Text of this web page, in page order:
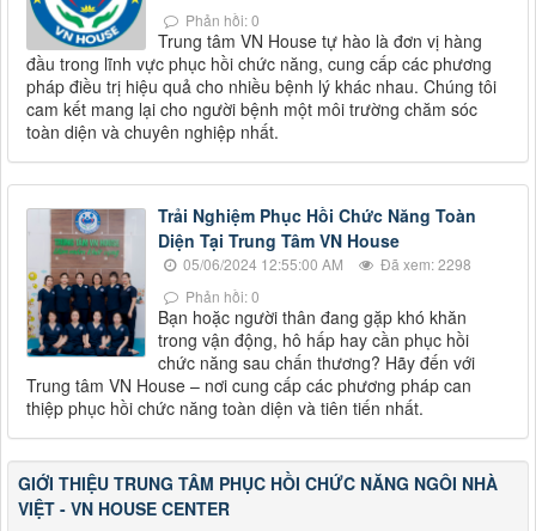
Phản hồi: 0
Trung tâm VN House tự hào là đơn vị hàng
đầu trong lĩnh vực phục hồi chức năng, cung cấp các phương
pháp điều trị hiệu quả cho nhiều bệnh lý khác nhau. Chúng tôi
cam kết mang lại cho người bệnh một môi trường chăm sóc
toàn diện và chuyên nghiệp nhất.
Trải Nghiệm Phục Hồi Chức Năng Toàn
Diện Tại Trung Tâm VN House
05/06/2024 12:55:00 AM
Đã xem: 2298
Phản hồi: 0
Bạn hoặc người thân đang gặp khó khăn
trong vận động, hô hấp hay cần phục hồi
chức năng sau chấn thương? Hãy đến với
Trung tâm VN House – nơi cung cấp các phương pháp can
thiệp phục hồi chức năng toàn diện và tiên tiến nhất.
GIỚI THIỆU TRUNG TÂM PHỤC HỒI CHỨC NĂNG NGÔI NHÀ
VIỆT - VN HOUSE CENTER